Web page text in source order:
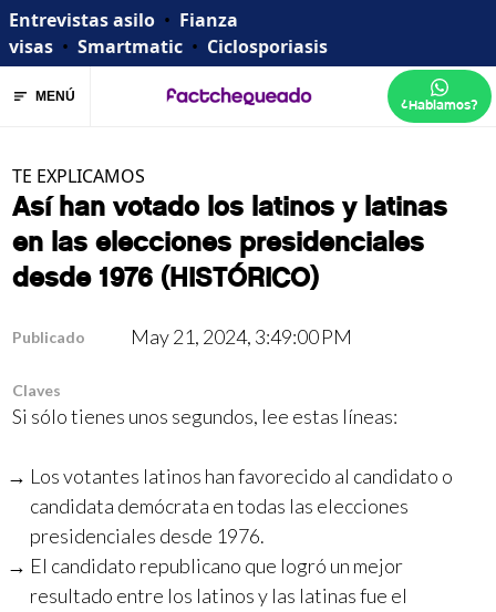
Entrevistas asilo • Fianza
visas • Smartmatic • Ciclosporiasis
MENÚ ¿Hablamos?
TE EXPLICAMOS
Así han votado los latinos y latinas
en las elecciones presidenciales
desde 1976 (HISTÓRICO)
Publicado May 21, 2024, 3:49:00 PM
Claves
Si sólo tienes unos segundos, lee estas líneas:
Los votantes latinos han favorecido al candidato o
candidata demócrata en todas las elecciones
presidenciales desde 1976.
El candidato republicano que logró un mejor
resultado entre los latinos y las latinas fue el